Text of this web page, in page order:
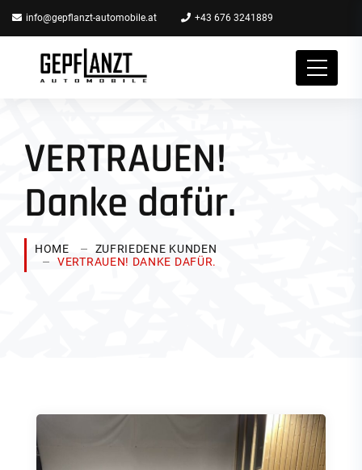
info@gepflanzt-automobile.at +43 676 3241889
VERTRAUEN!
Danke dafür.
HOME
ZUFRIEDENE KUNDEN
VERTRAUEN! DANKE DAFÜR.